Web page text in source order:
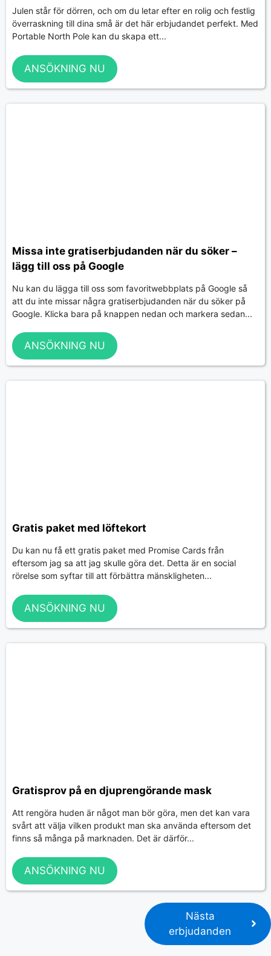
Julen står för dörren, och om du letar efter en rolig och festlig
överraskning till dina små är det här erbjudandet perfekt. Med
Portable North Pole kan du skapa ett...
ANSÖKNING NU
Missa inte gratiserbjudanden när du söker –
lägg till oss på Google
Nu kan du lägga till oss som favoritwebbplats på Google så
att du inte missar några gratiserbjudanden när du söker på
Google. Klicka bara på knappen nedan och markera sedan...
ANSÖKNING NU
Gratis paket med löftekort
Du kan nu få ett gratis paket med Promise Cards från
eftersom jag sa att jag skulle göra det. Detta är en social
rörelse som syftar till att förbättra mänskligheten...
ANSÖKNING NU
Gratisprov på en djuprengörande mask
Att rengöra huden är något man bör göra, men det kan vara
svårt att välja vilken produkt man ska använda eftersom det
finns så många på marknaden. Det är därför...
ANSÖKNING NU
Nästa
erbjudanden